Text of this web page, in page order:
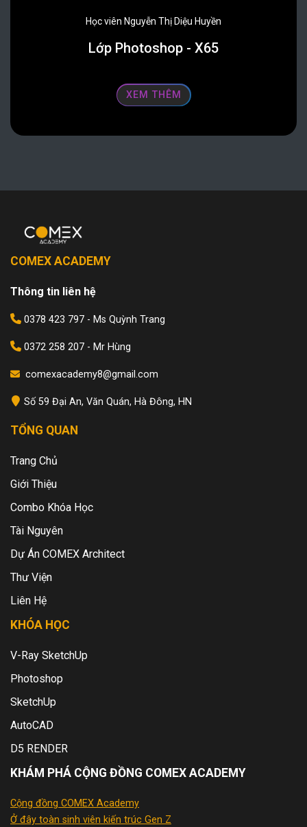
Học viên Nguyễn Thị Diệu Huyền
Lớp Photoshop - X65
XEM THÊM
COMEX ACADEMY
Thông tin liên hệ
0378 423 797 - Ms Quỳnh Trang
0372 258 207 - Mr Hùng
comexacademy8@gmail.com
Số 59 Đại An, Văn Quán, Hà Đông, HN
TỔNG QUAN
Trang Chủ
Giới Thiệu
Combo Khóa Học
Tài Nguyên
Dự Án COMEX Architect
Thư Viện
Liên Hệ
KHÓA HỌC
V-Ray SketchUp
Photoshop
SketchUp
AutoCAD
D5 RENDER
KHÁM PHÁ CỘNG ĐỒNG COMEX ACADEMY
Cộng đồng COMEX Academy
Ở đây toàn sinh viên kiến trúc Gen Z